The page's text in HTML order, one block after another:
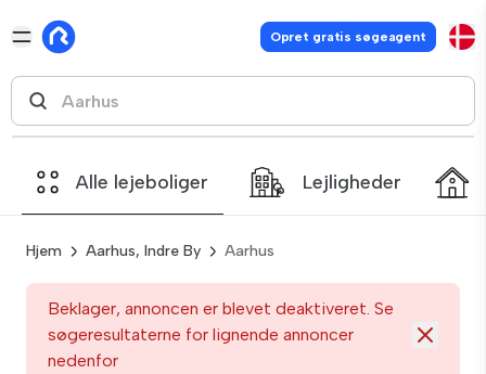
Opret gratis søgeagent
Alle lejeboliger Lejligheder
Hjem Aarhus, Indre By Aarhus
Beklager, annoncen er blevet deaktiveret. Se
søgeresultaterne for lignende annoncer
nedenfor